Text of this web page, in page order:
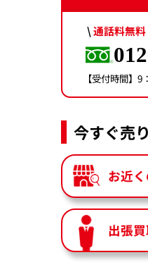
\通話料無料
【受付時間】
今すぐ売
お近
出張